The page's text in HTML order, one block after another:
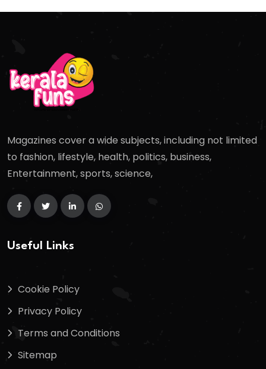
Magazines cover a wide subjects, including not limited
to fashion, lifestyle, health, politics, business,
Entertainment, sports, science,
Useful Links
Cookie Policy
Privacy Policy
Terms and Conditions
Sitemap